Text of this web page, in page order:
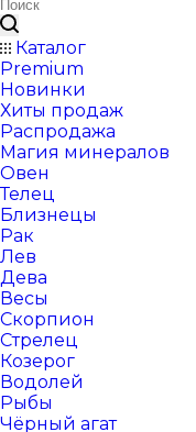
Каталог
Premium
Новинки
Хиты продаж
Распродажа
Магия минералов
Овен
Телец
Близнецы
Рак
Лев
Дева
Весы
Скорпион
Стрелец
Козерог
Водолей
Рыбы
Чёрный агат